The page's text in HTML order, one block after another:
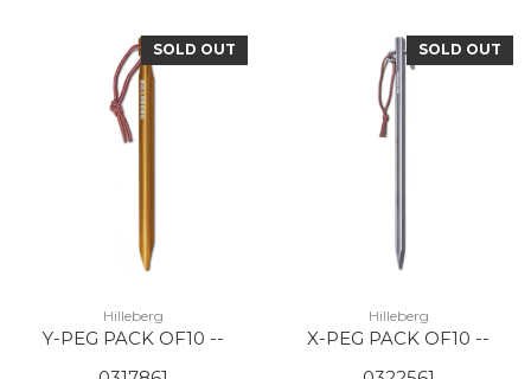
SOLD OUT
Hilleberg
Y-PEG PACK OF10 --
SOLD OUT
Hilleberg
X-PEG PACK OF10 --